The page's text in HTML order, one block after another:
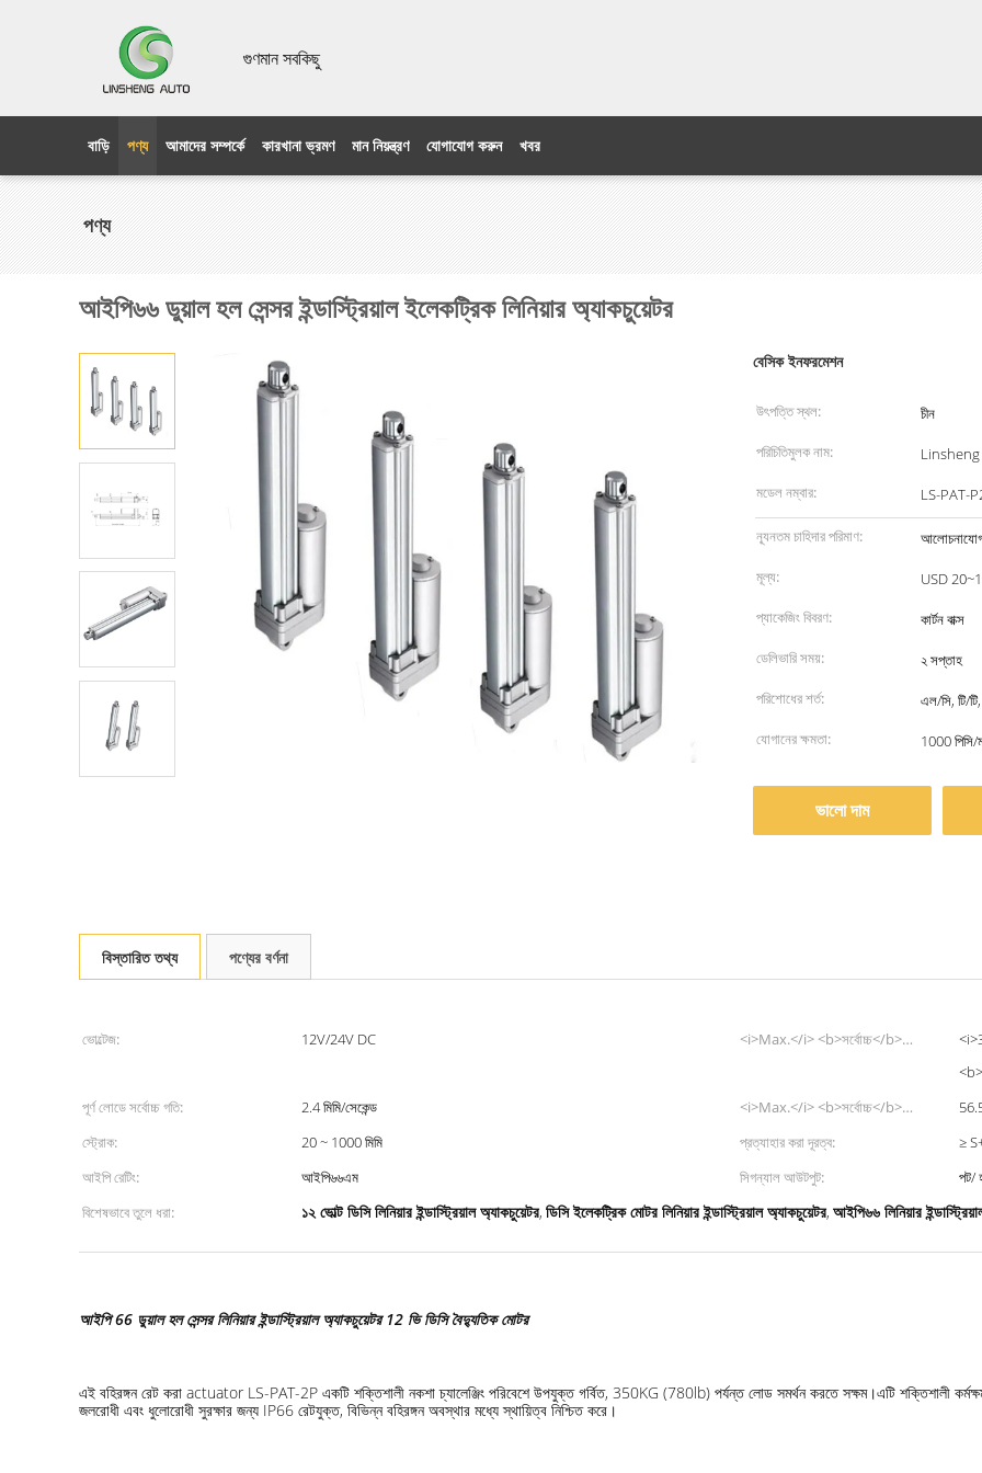
গুণমান সবকিছু
বাড়ি পণ্য আমাদের সম্পর্কে কারখানা ভ্রমণ মান নিয়ন্ত্রণ যোগাযোগ করুন খবর
পণ্য
আইপি৬৬ ডুয়াল হল সেন্সর ইন্ডাস্ট্রিয়াল ইলেকট্রিক লিনিয়ার অ্যাকচুয়েটর
বেসিক ইনফরমেশন
উৎপত্তি স্থল:
চীন
পরিচিতিমুলক নাম:
মডেল নম্বার:
LS-PAT-
ন্যূনতম চাহিদার পরিমাণ:
মূল্য:
USD
প্যাকেজিং বিবরণ:
কার্টন বাক্স
ডেলিভারি সময়:
২ সপ্তাহ
পরিশোধের শর্ত:
এল/সি, টি/
যোগানের ক্ষমতা:
1000 পিসি/
ভালো দাম
বিস্তারিত তথ্য পণ্যের বর্ণনা
ভোল্টেজ: 12V/24V DC
<i>Max.</i> <b>সর্বোচ্চ</b>
পূর্ণ লোডে সর্বোচ্চ গতি:
2.4 মিমি/সেকেন্ড
<i>Max.</i> <b>সর্বোচ্চ</b>
<i>speed at no load</i> <b>কোন
লোড এ গতি</b>:
স্ট্রোক:
20 ~ 1000 মিমি প্রত্যাহার করা দূরত্ব:
≥
আইপি রেটিং:
আইপি৬৬এম সিগন্যাল আউটপুট:
পট/
বিশেষভাবে তুলে ধরা:
১২ ভোল্ট ডিসি লিনিয়ার ইন্ডাস্ট্রিয়াল অ্যাকচুয়েটর, ডিসি ইলেকট্রিক মোটর লিনিয়ার ইন্ডাস্ট্রিয়াল অ্যাকচুয়েটর, আইপি৬৬ লিনিয়ার
আইপি 66 ডুয়াল হল সেন্সর লিনিয়ার ইন্ডাস্ট্রিয়াল অ্যাকচুয়েটর 12 ভি ডিসি বৈদ্যুতিক মোটর
এই বহিরঙ্গন রেট করা actuator LS-PAT-2P একটি শক্তিশালী নকশা চ্যালেঞ্জিং পরিবেশে উপযুক্ত গর্বিত, 350KG (780lb) পর্যন্ত লোড সমর্থন করতে সক্ষম।এটি শক্তিশালী
জলরোধী এবং ধুলোরোধী সুরক্ষার জন্য IP66 রেটযুক্ত, বিভিন্ন বহিরঙ্গন অবস্থার মধ্যে স্থায়িত্ব নিশ্চিত করে।